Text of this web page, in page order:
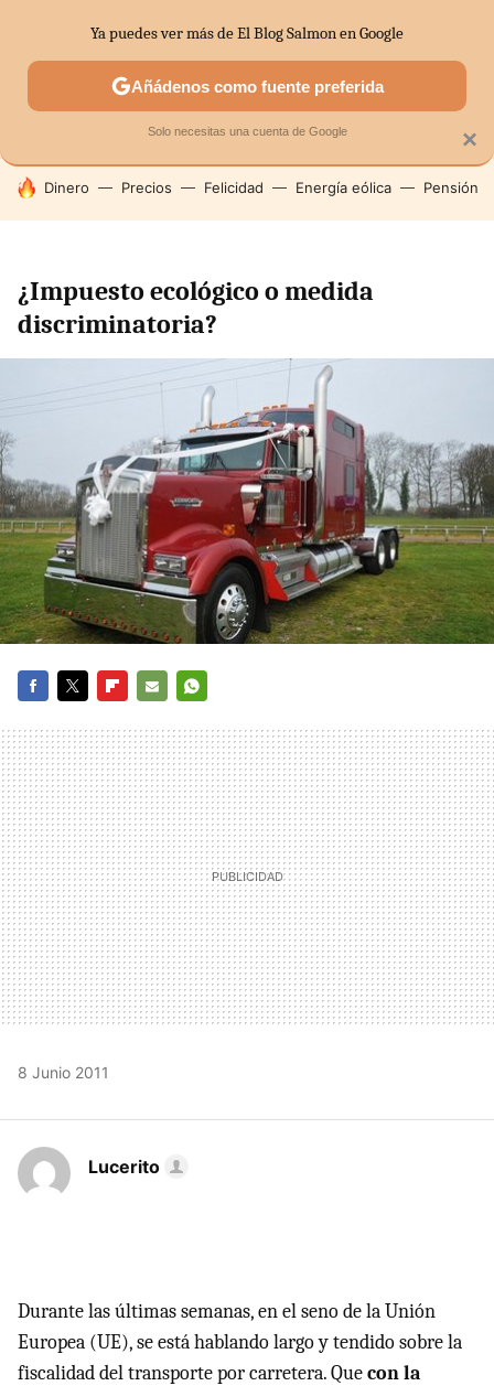
SECTORES ECONOMÍA DOMÉSTICA MERCADOS
HOY SE HABLA DE
Dinero Precios Felicidad Energía eólica Pensión
¿Impuesto ecológico o medida
discriminatoria?
MAIL
8 Junio 2011
Lucerito
Durante las últimas semanas, en el seno de la Unión
Europea (UE), se está hablando largo y tendido sobre la
fiscalidad del transporte por carretera. Quecon la
×
Ya puedes ver más de El Blog Salmon en Google
Añádenos como fuente preferida
Solo necesitas una cuenta de Google